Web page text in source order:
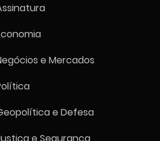
fecha estável a
de agostoe Mercados
e Defesa
e Segurança